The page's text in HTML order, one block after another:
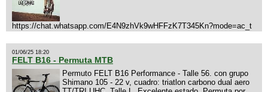
https://chat.whatsapp.com/E4N9zhVk9wHFFzK7T345Kn?mode=ac_t
01/06/25 18:20
FELT B16 - Permuta MTB
Permuto FELT B16 Performance - Talle 56. con grupo
Shimano 105 - 22 v, cuadro: triatlon carbono dual aero